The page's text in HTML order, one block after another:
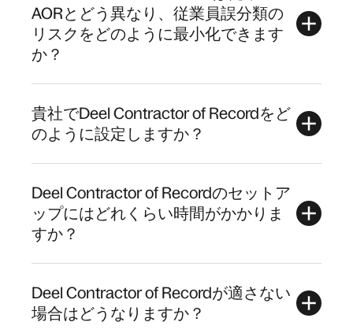
AORとどう異なり、従業員誤分類の
リスクをどのように最小化できます
か？
貴社でDeel Contractor of Recordをど
のように設定しますか？
Deel Contractor of Recordのセットア
ップにはどれくらい時間がかかりま
すか？
Deel Contractor of Recordが適さない
場合はどうなりますか？